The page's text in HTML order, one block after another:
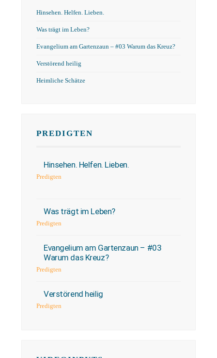
Hinsehen. Helfen. Lieben.
Was trägt im Leben?
Evangelium am Gartenzaun – #03 Warum das Kreuz?
Verstörend heilig
Heimliche Schätze
PREDIGTEN
Hinsehen. Helfen. Lieben.
Predigten
Was trägt im Leben?
Predigten
Evangelium am Gartenzaun – #03
Warum das Kreuz?
Predigten
Verstörend heilig
Predigten